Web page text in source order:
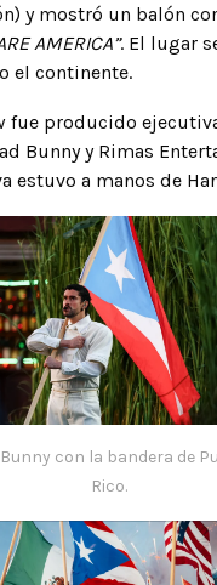
y mostró un balón
AMERICA”. El lugar
el continente.
fue producido
Bunny y Rimas
estuvo a manos de
Bunny con la bandera de
Rico.